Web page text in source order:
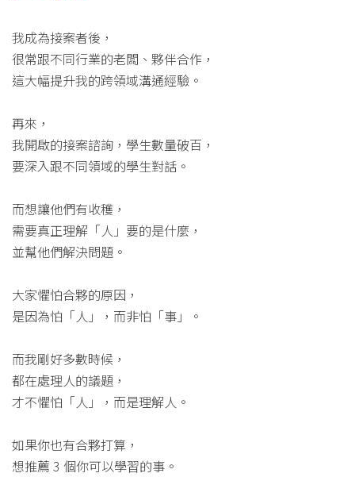
我成為接案者後，
很常跟不同行業的老闆、夥伴合作，
這大幅提升我的跨領域溝通經驗。
再來，
我開啟的接案諮詢，學生數量破百，
要深入跟不同領域的學生對話。
而想讓他們有收穫，
需要真正理解「人」要的是什麼，
並幫他們解決問題。
大家懼怕合夥的原因，
是因為怕「人」，而非怕「事」。
而我剛好多數時候，
都在處理人的議題，
才不懼怕「人」，而是理解人。
如果你也有合夥打算，
想推薦 3 個你可以學習的事。